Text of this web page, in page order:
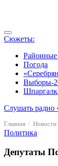
Сюжеты:
Районные
Погода
Выборы-
Слушать радио
Главная Новости
Политика
Депутаты